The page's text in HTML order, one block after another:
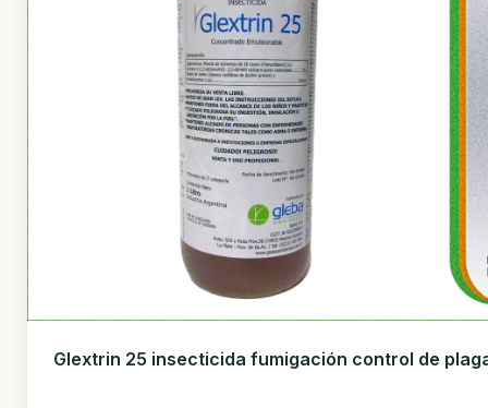
Glextrin 25 insecticida fumigación control de